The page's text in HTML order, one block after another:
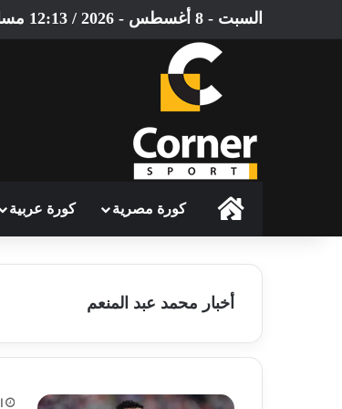
السبت - 8 أغسطس - 2026 / 12:13 مساءً
الرئيسيةكورة مصرية كورة عربية
أخبار محمد عبد المنعم